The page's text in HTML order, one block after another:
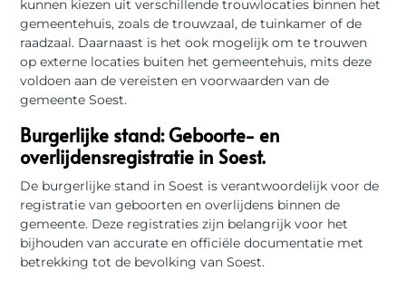
kunnen kiezen uit verschillende trouwlocaties binnen het
gemeentehuis, zoals de trouwzaal, de tuinkamer of de
raadzaal. Daarnaast is het ook mogelijk om te trouwen
op externe locaties buiten het gemeentehuis, mits deze
voldoen aan de vereisten en voorwaarden van de
gemeente Soest.
Burgerlijke stand: Geboorte- en
overlijdensregistratie in Soest.
De burgerlijke stand in Soest is verantwoordelijk voor de
registratie van geboorten en overlijdens binnen de
gemeente. Deze registraties zijn belangrijk voor het
bijhouden van accurate en officiële documentatie met
betrekking tot de bevolking van Soest.